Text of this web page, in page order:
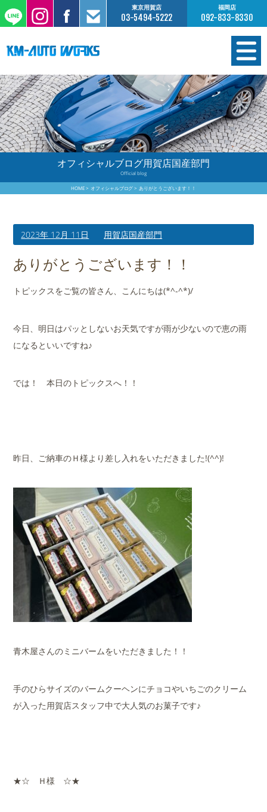
東京用賀店
03-5494-5222
福岡店
092-833-8330
在庫情報
オーダー販売
工場サービス
保証について
買取査定のご案内
店舗案内
会社概要
オフィシャルブログ用賀店国産部門
Official blog
HOME オフィシャルブログ ありがとうございます！！
2023年 12月 11日 用賀店国産部門
ありがとうございます！！
トピックスをご覧の皆さん、こんにちは(*^-^*)/
今日、明日はパッとしないお天気ですが雨が少ないので恵の雨
になるといいですね♪
では！ 本日のトピックスへ！！
昨日、ご納車のＨ様より差し入れをいただきました!(^^)!
青木屋さんのミニバームをいただきました！！
手のひらサイズのバームクーヘンにチョコやいちごのクリーム
が入った用賀店スタッフ中で大人気のお菓子です♪
★☆ Ｈ様 ☆★